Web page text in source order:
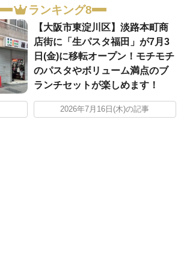
ランキング8
【大阪市東淀川区】淡路本町商
店街に「生パスタ福田」が7月3
日(金)に移転オープン！モチモチ
のパスタやボリューム満点のブ
ランチセットが楽しめます！
2026年7月16日(木)の記事